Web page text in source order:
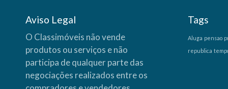
Aviso Legal
O Classimóveis não vende
produtos ou serviços e não
participa de qualquer parte das
negociações realizados entre os
Tags
Aluga pensao
republica